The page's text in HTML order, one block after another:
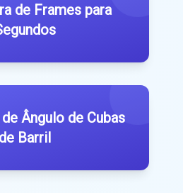
de Frames para
Ângulo de Cubas
de Barril